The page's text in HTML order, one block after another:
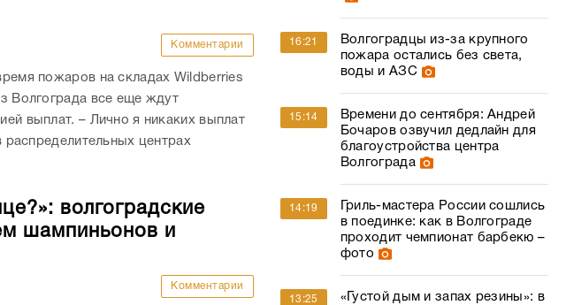
Комментарии
пожаров на складах Wildberries
Волгограда все еще ждут
выплат. – Лично я никаких выплат
распределительных центрах
волгоградские
шампиньонов и
Комментарии
16:21
Волгоградцы из-за крупного
пожара остались без света,
воды и АЗС
15:14
Времени до сентября: Андрей
Бочаров озвучил дедлайн для
благоустройства центра
Волгограда
14:19
Гриль-мастера России сошлись
в поединке: как в Волгограде
проходит чемпионат барбекю –
фото
13:25
«Густой дым и запах резины»: в